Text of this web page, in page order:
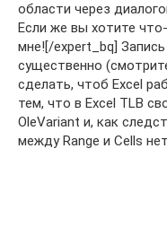
области через
Если же вы хотите
мне![/expert_bq]
существенно
сделать, чтоб Excel
тем, что в Excel TLB
OleVariant и, как
между Range и Cells